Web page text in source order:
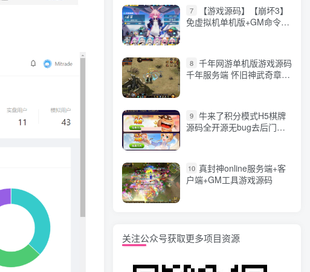
7
【游戏源码】【崩坏3】
免虚拟机单机版+GM命令
8 千年网游单机版游戏源码
千年服务端 怀旧神武奇章一
9 牛来了积分模式H5棋牌
源码全开源无bug去后门无
10 真封神online服务端+客
户端+GM工具游戏源码
关注公众号获取更多项目资源